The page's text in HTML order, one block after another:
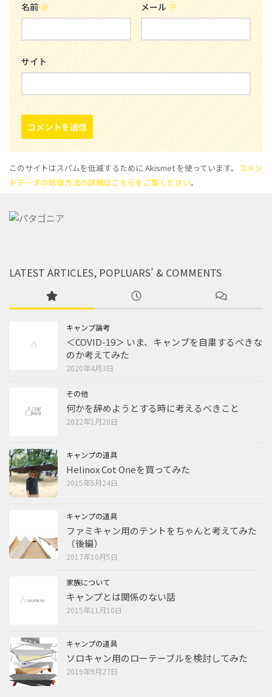
名前※ メール※
サイト
このサイトはスパムを低減するために Akismet を使っています。 コメン
トデータの処理方法の詳細はこちらをご覧ください。
LATEST ARTICLES, POPLUARS’ & COMMENTS
キャンプ論考
＜COVID-19＞ いま、キャンプを自粛するべきな
のか考えてみた
2020年4月3日
その他
何かを辞めようとする時に考えるべきこと
2022年1月20日
キャンプの道具
Helinox Cot Oneを買ってみた
2015年5月24日
キャンプの道具
ファミキャン用のテントをちゃんと考えてみた
（後編）
2017年10月5日
家族について
キャンプとは関係のない話
2015年11月10日
キャンプの道具
ソロキャン用のローテーブルを検討してみた
2019年9月27日